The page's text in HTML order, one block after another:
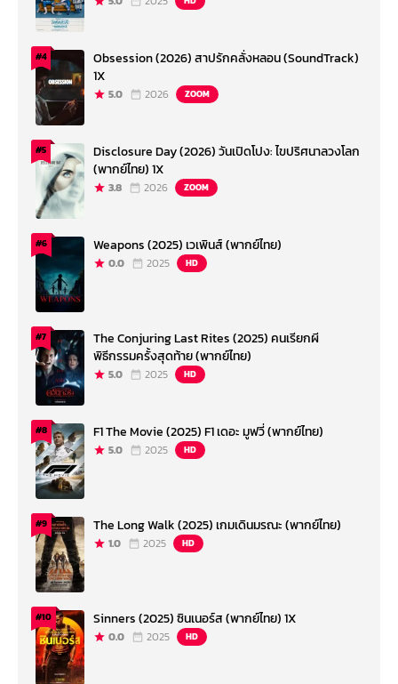
#4
Obsession (2026) สาปรักคลั่งหลอน (SoundTrack)
1X
5.0 2026 ZOOM
#5
Disclosure Day (2026) วันเปิดโปง: ไขปริศนาลวงโลก
(พากย์ไทย) 1X
3.8 2026 ZOOM
#6 Weapons (2025) เวเพินส์ (พากย์ไทย)
0.0 2025 HD
#7
The Conjuring Last Rites (2025) คนเรียกผี
พิธีกรรมครั้งสุดท้าย (พากย์ไทย)
5.0 2025 HD
#8 F1 The Movie (2025) F1 เดอะ มูฟวี่ (พากย์ไทย)
5.0 2025 HD
#9 The Long Walk (2025) เกมเดินมรณะ (พากย์ไทย)
1.0 2025 HD
#10 Sinners (2025) ซินเนอร์ส (พากย์ไทย) 1X
0.0 2025 HD